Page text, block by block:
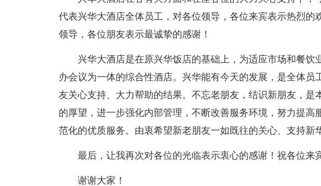
代表兴华大酒店全体员工，对各位领导，各位来宾表示热烈的
领导，各位朋友表示最诚挚的感谢！
兴华大酒店是在原兴华饭店的基础上，为适应市场和餐饮
办会议为一体的综合性酒店。兴华能有今天的发展，是全体员
友关心支持、大力帮助的结果。不忘老朋友，结识新朋友，是
的厚望，进一步强化内部管理，不断改善服务环境，努力提
范化的优质服务。由衷希望新老朋友一如既往的关心、支持新
最后，让我再次对各位的光临表示衷心的感谢！祝各位来
谢谢大家！